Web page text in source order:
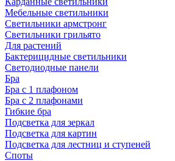
Мебельные светильники
Светильники армстронг
Светильники грильято
Для растений
Бактерицидные светильники
Светодиодные панели
Бра
Бра с 1 плафоном
Бра с 2 плафонами
Гибкие бра
Подсветка для зеркал
Подсветка для картин
Подсветка для лестниц и ступеней
Споты